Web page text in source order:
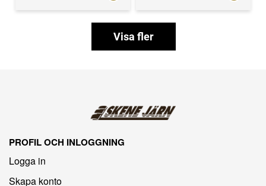
Visa fler
PROFIL OCH INLOGGNING
Logga in
Skapa konto